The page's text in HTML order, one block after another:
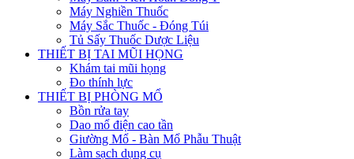
Máy Nghiền Thuốc
Máy Sắc Thuốc - Đóng Túi
Tủ Sấy Thuốc Dược Liệu
THIẾT BỊ TAI MŨI HỌNG
Khám tai mũi họng
Đo thính lực
THIẾT BỊ PHÒNG MỔ
Bồn rửa tay
Dao mổ điện cao tần
Giường Mổ - Bàn Mổ Phẫu Thuật
Làm sạch dụng cụ